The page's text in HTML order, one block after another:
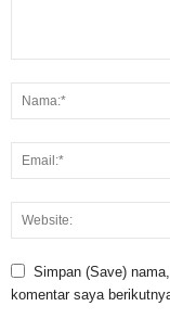
Simpan (Save)
komentar saya